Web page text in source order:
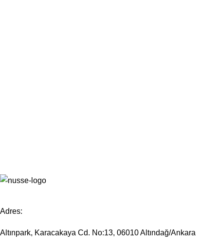
Adres:
Altınpark, Karacakaya Cd. No:13, 06010 Altındağ/Ankara